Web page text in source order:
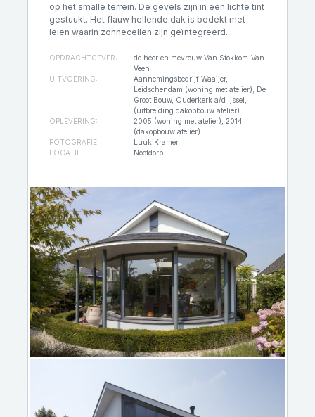
op het smalle terrein. De gevels zijn in een lichte tint
gestuukt. Het flauw hellende dak is bedekt met
leien waarin zonnecellen zijn geïntegreerd.
OPDRACHTGEVER:
de heer en mevrouw Van Stokkom-Van
Veen
UITVOERING:
Aannemingsbedrijf Waaijer,
Leidschendam (woning met atelier); De
Groot Bouw, Ouderkerk a/d Ijssel,
(uitbreiding dakopbouw atelier)
OPLEVERING:
2005 (woning met atelier), 2014
(dakopbouw atelier)
FOTOGRAFIE:
Luuk Kramer
LOCATIE:
Nootdorp